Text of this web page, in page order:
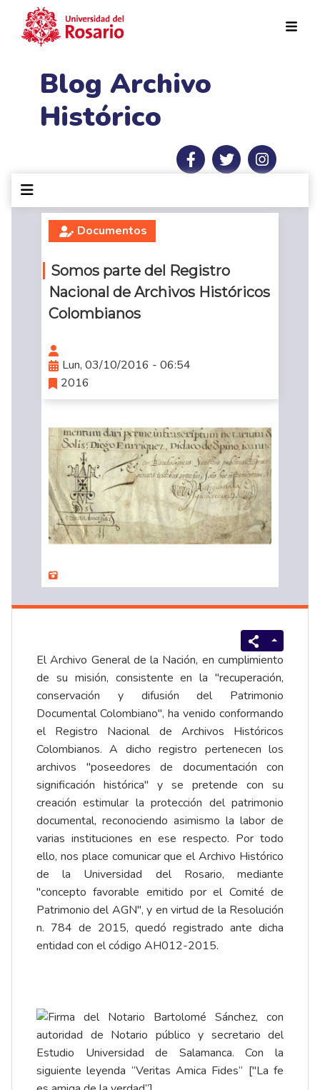
Blog Archivo
Histórico
Documentos
Somos parte del Registro
Nacional de Archivos Históricos
Colombianos
Lun, 03/10/2016 - 06:54
2016
El Archivo General de la Nación, en cumplimiento
de su misión, consistente en la "recuperación,
conservación y difusión del Patrimonio
Documental Colombiano", ha venido conformando
el Registro Nacional de Archivos Históricos
Colombianos. A dicho registro pertenecen los
archivos "poseedores de documentación con
significación histórica" y se pretende con su
creación estimular la protección del patrimonio
documental, reconociendo asimismo la labor de
varias instituciones en ese respecto. Por todo
ello, nos place comunicar que el Archivo Histórico
de la Universidad del Rosario, mediante
"concepto favorable emitido por el Comité de
Patrimonio del AGN", y en virtud de la Resolución
n. 784 de 2015, quedó registrado ante dicha
entidad con el código AH012-2015.